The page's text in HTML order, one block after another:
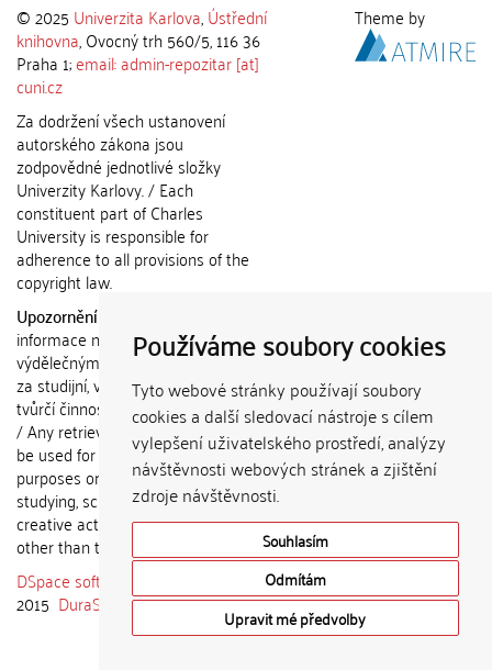
Používáme soubory cookies
Tyto webové stránky používají soubory
cookies a další sledovací nástroje s cílem
vylepšení uživatelského prostředí, analýzy
návštěvnosti webových stránek a zjištění
zdroje návštěvnosti.
Souhlasím
Odmítám
Upravit mé předvolby
© 2025 Univerzita Karlova,Ústřední
knihovna, Ovocný trh 560/5, 116 36
Praha 1;email: admin-repozitar [at]
cuni.cz
Za dodržení všech ustanovení
autorského zákona jsou
zodpovědné jednotlivé složky
Univerzity Karlovy. / Each
constituent part of Charles
University is responsible for
adherence to all provisions of the
copyright law.
Upozornění / Notice:
informace nemohou být použity k
výdělečným účelům nebo vydávány
za studijní, vědeckou nebo jinou
tvůrčí činnost jiné osoby než autora.
/ Any retrieved information shall not
be used for any commercial
purposes or claimed as results of
studying, scientific or any other
creative activities of any person
other than the author.
DSpace software
copyright © 2002-
2015 DuraSpace
Theme by